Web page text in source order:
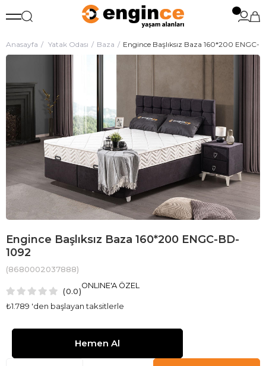
Anasayfa Yatak Odası Baza Engince Başlıksız Baza 160*200 ENGC-
Engince Başlıksız Baza 160*200 ENGC-BD-
1092
(8680002037888)
0.0
₺1.789 'den başlayan taksitlerle
ONLINE'A ÖZEL